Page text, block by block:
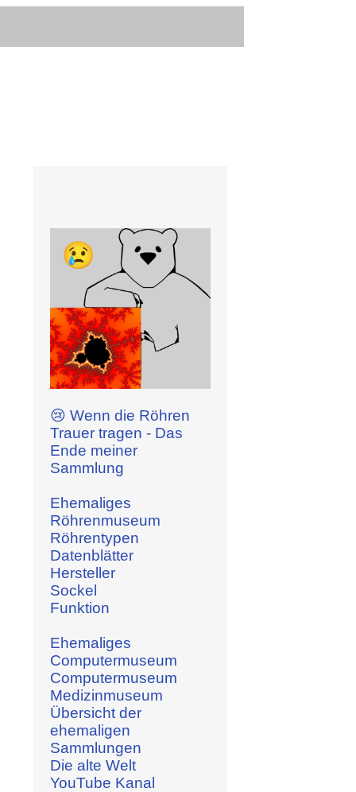
😢 Wenn die Röhren
Trauer tragen - Das
Ende meiner
Sammlung
Ehemaliges
Röhrenmuseum
Röhrentypen
Datenblätter
Hersteller
Sockel
Funktion
Ehemaliges
Computermuseum
Computermuseum
Medizinmuseum
Übersicht der
ehemaligen
Sammlungen
Die alte Welt
YouTube Kanal